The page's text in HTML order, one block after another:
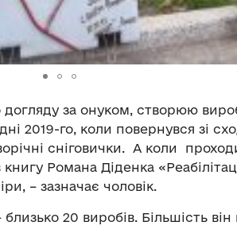
догляду за онуком, створюю
2019-го, коли повернувся зі
сніговички. А коли
книгу Романа Діденка
– зазначає чоловік.
близько 20 виробів. Більшість